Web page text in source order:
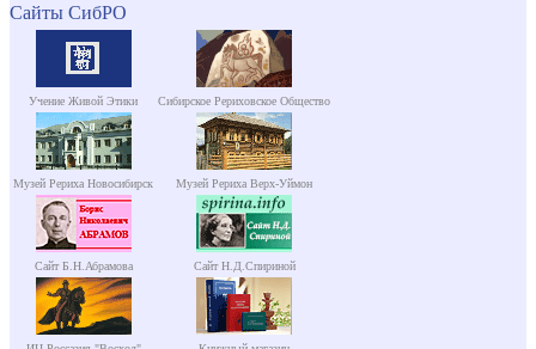
Сайты СибРО
Учение Живой Этики Сибирское Рериховское Общество
Музей Рериха Новосибирск Музей Рериха Верх-Уймон
Сайт Б.Н.Абрамова Сайт Н.Д.Спириной